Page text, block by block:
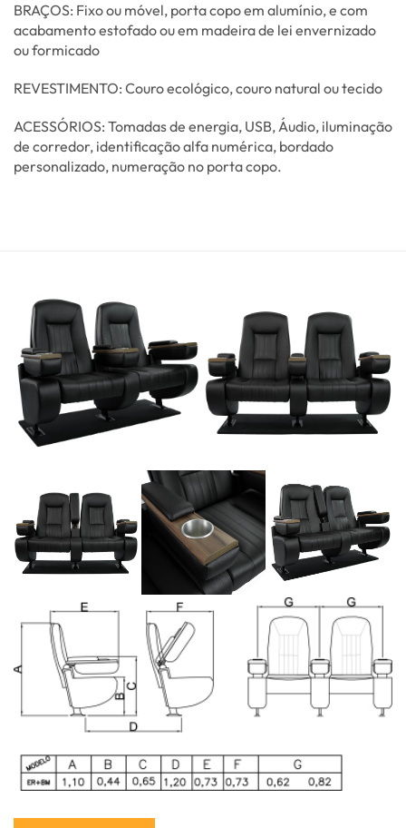
BRAÇOS: Fixo ou móvel, porta copo em alumínio, e com
acabamento estofado ou em madeira de lei envernizado
ou formicado
REVESTIMENTO: Couro ecológico, couro natural ou tecido
ACESSÓRIOS: Tomadas de energia, USB, Áudio, iluminação
de corredor, identificação alfa numérica, bordado
personalizado, numeração no porta copo.